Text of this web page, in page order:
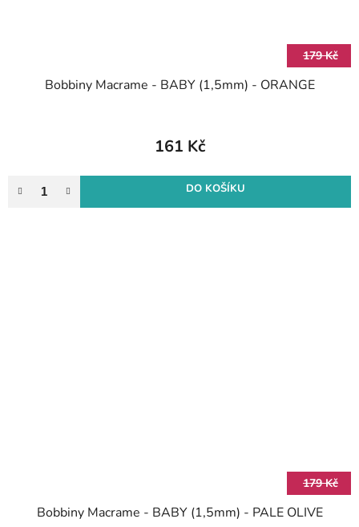
179 Kč
Bobbiny Macrame - BABY (1,5mm) - ORANGE
161 Kč
DO KOŠÍKU
179 Kč
Bobbiny Macrame - BABY (1,5mm) - PALE OLIVE